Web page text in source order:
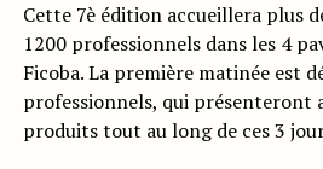
Cette 7è édition accueillera plus
1200 professionnels dans les 4
Ficoba. La première matinée est
professionnels, qui présenteront
produits tout au long de ces 3